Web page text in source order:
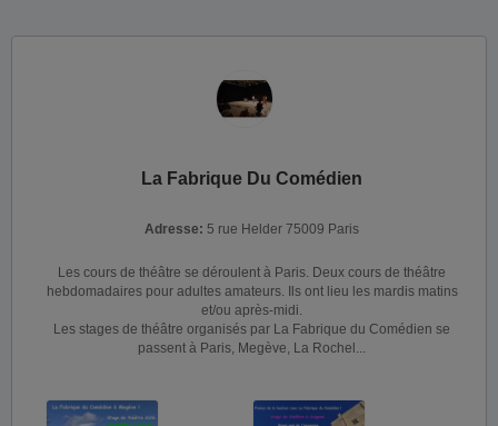
La Fabrique Du Comédien
Adresse: 5 rue Helder 75009 Paris
Les cours de théâtre se déroulent à Paris. Deux cours de théâtre
hebdomadaires pour adultes amateurs. Ils ont lieu les mardis matins
et/ou après-midi.
Les stages de théâtre organisés par La Fabrique du Comédien se
passent à Paris, Megève, La Rochel...